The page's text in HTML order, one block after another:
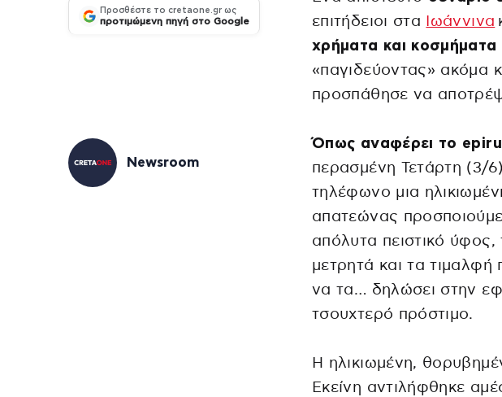
Προσθέστε το cretaone.gr ως
προτιμώμενη πηγή στο Google
Newsroom
επιτήδειοι στα
Ιωάννινα
χρήματα και
«παγιδεύοντας» ακόμα
προσπάθησε να
Όπως αναφέρει το
περασμένη Τετάρτη (3/
τηλέφωνο μια
απατεώνας
απόλυτα πειστικό
μετρητά και τα τιμαλφή
να τα… δηλώσει στην
τσουχτερό πρόστιμο.
Η ηλικιωμένη,
Εκείνη αντιλήφθηκε